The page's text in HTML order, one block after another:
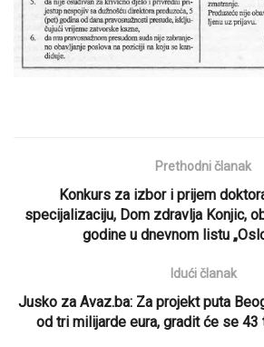
Prethodni članak
Konkurs za izbor i prijem
specijalizaciju, Dom zdravlja Konjic,
godine u dnevnom listu
Idući članak
Jusko za Avaz.ba: Za projekt puta
od tri milijarde eura, gradit će se 43